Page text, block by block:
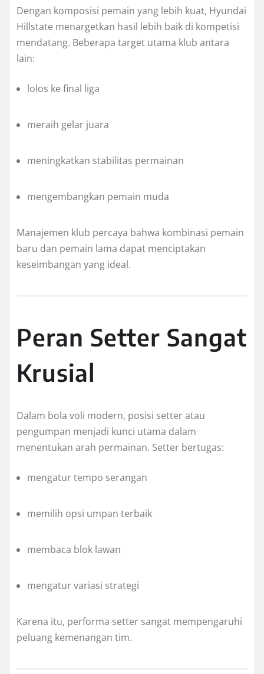
Dengan komposisi pemain yang lebih kuat, Hyundai
Hillstate menargetkan hasil lebih baik di kompetisi
mendatang. Beberapa target utama klub antara
lain:
lolos ke final liga
meraih gelar juara
meningkatkan stabilitas permainan
mengembangkan pemain muda
Manajemen klub percaya bahwa kombinasi pemain
baru dan pemain lama dapat menciptakan
keseimbangan yang ideal.
Peran Setter Sangat
Krusial
Dalam bola voli modern, posisi setter atau
pengumpan menjadi kunci utama dalam
menentukan arah permainan. Setter bertugas:
mengatur tempo serangan
memilih opsi umpan terbaik
membaca blok lawan
mengatur variasi strategi
Karena itu, performa setter sangat mempengaruhi
peluang kemenangan tim.